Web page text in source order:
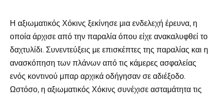
Η αξιωματικός Χόκινς ξεκίνησε μια ενδελεχή έρευνα, η
οποία άρχισε από την παραλία όπου είχε ανακαλυφθεί το
δαχτυλίδι. Συνεντεύξεις με επισκέπτες της παραλίας και η
ανασκόπηση των πλάνων από τις κάμερες ασφαλείας
ενός κοντινού μπαρ αρχικά οδήγησαν σε αδιέξοδο.
Ωστόσο, η αξιωματικός Χόκινς συνέχισε ασταμάτητα τις